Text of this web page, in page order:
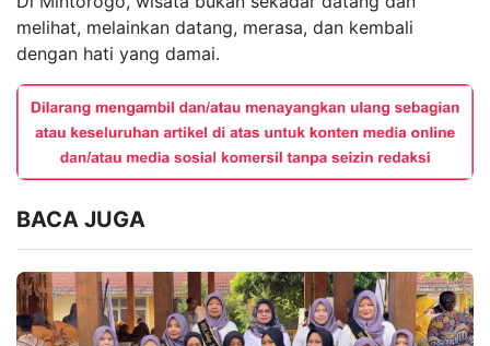
melihat, melainkan datang, merasa, dan kembali
dengan hati yang damai.
BACA JUGA